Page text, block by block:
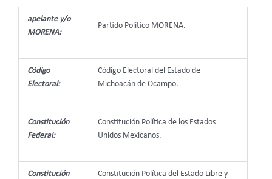
apelante y/o
MORENA:
Partido Político MORENA.
Código
Electoral:
Código Electoral del Estado de
Michoacán de Ocampo.
Constitución
Federal:
Constitución Política de los Estados
Unidos Mexicanos.
Constitución
Constitución Política del Estado Libre y